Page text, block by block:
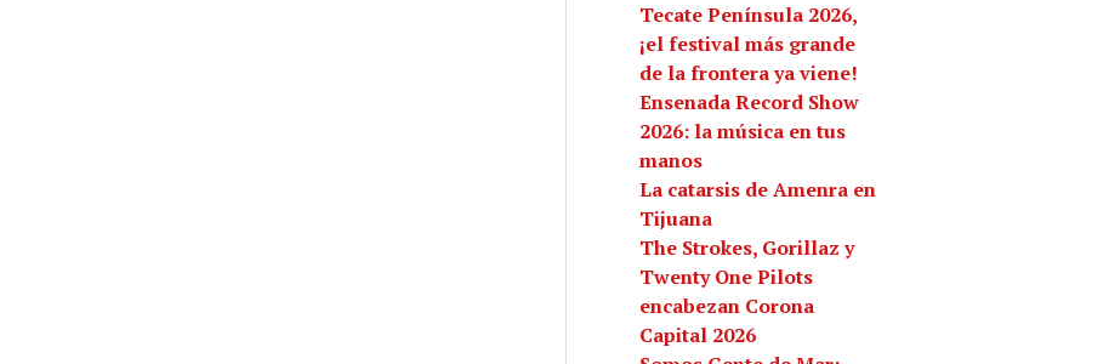
Tecate Península 2026,
¡el festival más grande
de la frontera ya viene!
Ensenada Record Show
2026: la música en tus
manos
La catarsis de Amenra en
Tijuana
The Strokes, Gorillaz y
Twenty One Pilots
encabezan Corona
Capital 2026